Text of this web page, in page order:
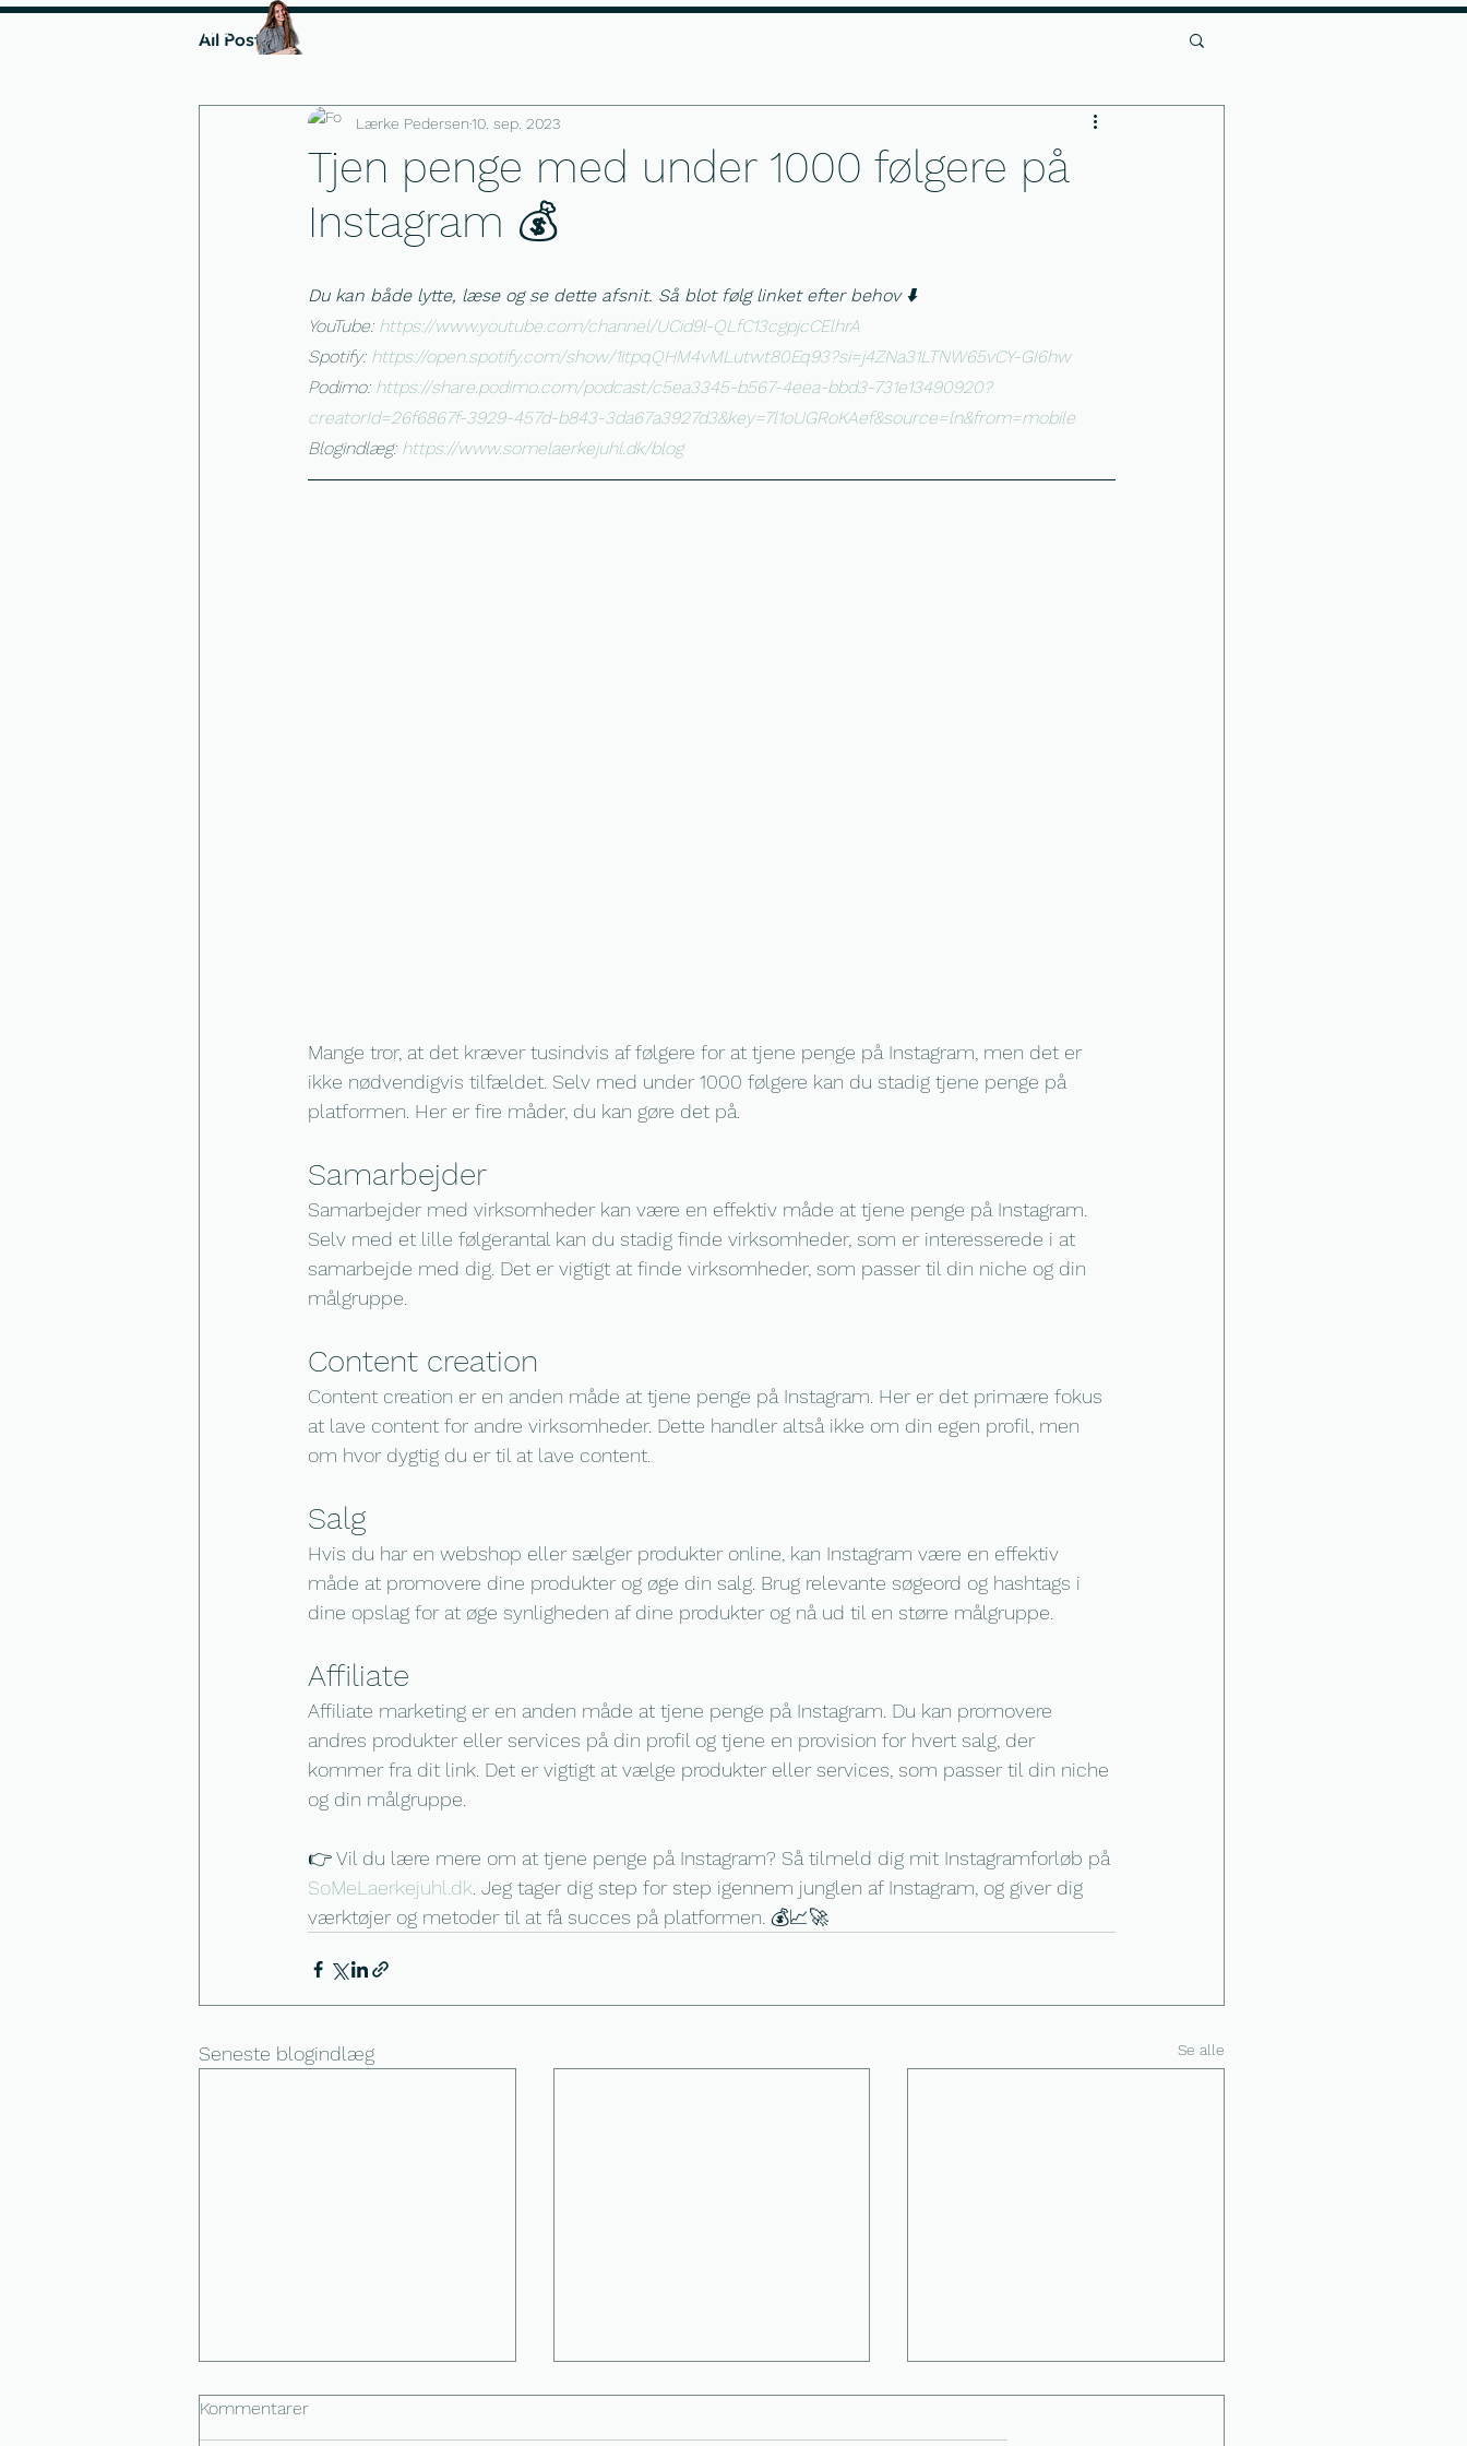
Instagramforløbet
All Posts
Tjen penge med under 1000 følgere på
Instagram 💰
Lærke Pedersen10. sep. 2023
Du kan både lytte, læse og se dette afsnit. Så blot følg linket efter behov ⬇️
YouTube: https://www.youtube.com/channel/UCid9l-QLfC13cgpjcCElhrA
Spotify: https://open.spotify.com/show/1itpqQHM4vMLutwt80Eq93?si=j4ZNa31LTNW65vCY-GI6hw
Podimo: https://share.podimo.com/podcast/c5ea3345-b567-4eea-bbd3-731e13490920?
creatorId=26f6867f-3929-457d-b843-3da67a3927d3&key=7l1oUGRoKAef&source=ln&from=mobile
Blogindlæg: https://www.somelaerkejuhl.dk/blog
Mange tror, at det kræver tusindvis af følgere for at tjene penge på Instagram, men det er
ikke nødvendigvis tilfældet. Selv med under 1000 følgere kan du stadig tjene penge på
platformen. Her er fire måder, du kan gøre det på.
Samarbejder
Samarbejder med virksomheder kan være en effektiv måde at tjene penge på Instagram.
Selv med et lille følgerantal kan du stadig finde virksomheder, som er interesserede i at
samarbejde med dig. Det er vigtigt at finde virksomheder, som passer til din niche og din
målgruppe.
Content creation
Content creation er en anden måde at tjene penge på Instagram. Her er det primære fokus
at lave content for andre virksomheder. Dette handler altså ikke om din egen profil, men
om hvor dygtig du er til at lave content.
Salg
Hvis du har en webshop eller sælger produkter online, kan Instagram være en effektiv
måde at promovere dine produkter og øge din salg. Brug relevante søgeord og hashtags i
dine opslag for at øge synligheden af dine produkter og nå ud til en større målgruppe.
Affiliate
Affiliate marketing er en anden måde at tjene penge på Instagram. Du kan promovere
andres produkter eller services på din profil og tjene en provision for hvert salg, der
kommer fra dit link. Det er vigtigt at vælge produkter eller services, som passer til din niche
og din målgruppe.
👉 Vil du lære mere om at tjene penge på Instagram? Så tilmeld dig mit Instagramforløb på
SoMeLaerkejuhl.dk. Jeg tager dig step for step igennem junglen af Instagram, og giver dig
værktøjer og metoder til at få succes på platformen. 💰📈🚀
Seneste blogindlæg Se alle
Kommentarer